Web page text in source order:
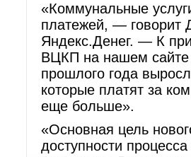
«Коммунальные
платежей, — говорит
Яндекс.Денег. — К
ВЦКП на нашем сайте
прошлого года
которые платят за
еще больше».
«Основная цель
доступности